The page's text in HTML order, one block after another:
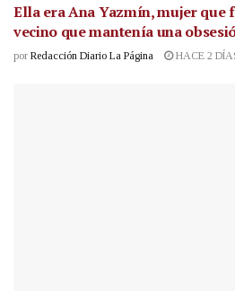
Ella era Ana Yazmín, mujer que
vecino que mantenía una
por Redacción Diario La Página HACE 2